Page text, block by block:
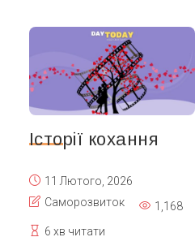
Історії кохання
11 Лютого, 2026
Саморозвиток
1,168
6 хв читати